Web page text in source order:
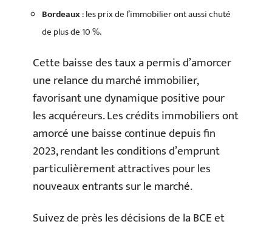
Bordeaux: les prix de l’immobilier ont aussi chuté
de plus de 10 %.
Cette baisse des taux a permis d’amorcer
une relance du marché immobilier,
favorisant une dynamique positive pour
les acquéreurs. Les crédits immobiliers ont
amorcé une baisse continue depuis fin
2023, rendant les conditions d’emprunt
particulièrement attractives pour les
nouveaux entrants sur le marché.
Suivez de près les décisions de la BCE et